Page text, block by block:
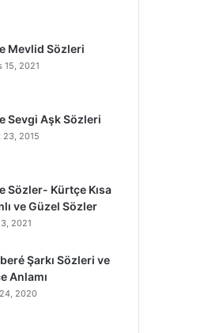
Mevlid Sözleri
15, 2021
Sevgi Aşk Sözleri
23, 2015
Sözler- Kürtçe Kısa
ve Güzel Sözler
2021
Şarkı Sözleri ve
Anlamı
2020